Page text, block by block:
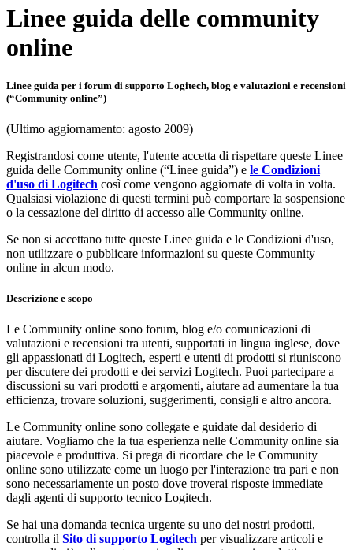
Linee guida delle community
online
Linee guida per i forum di supporto Logitech, blog e valutazioni e recensioni
(“Community online”)
(Ultimo aggiornamento: agosto 2009)
Registrandosi come utente, l'utente accetta di rispettare queste Linee
guida delle Community online (“Linee guida”) e le Condizioni
d'uso di Logitech così come vengono aggiornate di volta in volta.
Qualsiasi violazione di questi termini può comportare la sospensione
o la cessazione del diritto di accesso alle Community online.
Se non si accettano tutte queste Linee guida e le Condizioni d'uso,
non utilizzare o pubblicare informazioni su queste Community
online in alcun modo.
Descrizione e scopo
Le Community online sono forum, blog e/o comunicazioni di
valutazioni e recensioni tra utenti, supportati in lingua inglese, dove
gli appassionati di Logitech, esperti e utenti di prodotti si riuniscono
per discutere dei prodotti e dei servizi Logitech. Puoi partecipare a
discussioni su vari prodotti e argomenti, aiutare ad aumentare la tua
efficienza, trovare soluzioni, suggerimenti, consigli e altro ancora.
Le Community online sono collegate e guidate dal desiderio di
aiutare. Vogliamo che la tua esperienza nelle Community online sia
piacevole e produttiva. Si prega di ricordare che le Community
online sono utilizzate come un luogo per l'interazione tra pari e non
sono necessariamente un posto dove troverai risposte immediate
dagli agenti di supporto tecnico Logitech.
Se hai una domanda tecnica urgente su uno dei nostri prodotti,
controlla il Sito di supporto Logitech per visualizzare articoli e